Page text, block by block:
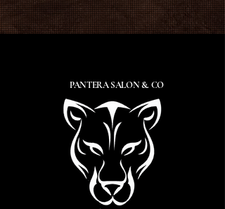
PANTERA SALON &. CO